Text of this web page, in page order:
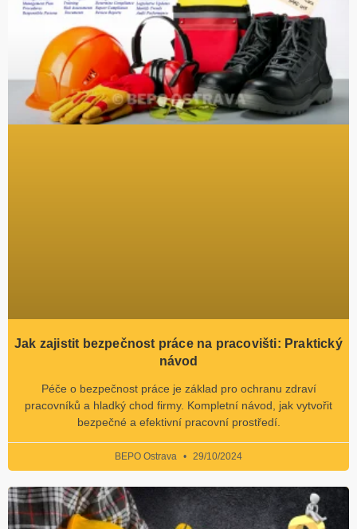
Jak zajistit bezpečnost práce na pracovišti: Praktický
návod
Péče o bezpečnost práce je základ pro ochranu zdraví
pracovníků a hladký chod firmy. Kompletní návod, jak vytvořit
bezpečné a efektivní pracovní prostředí.
BEPO Ostrava 29/10/2024